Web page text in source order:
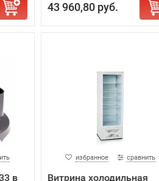
43 960,80 руб.
в
избранное сравнить
Витрина холодильная